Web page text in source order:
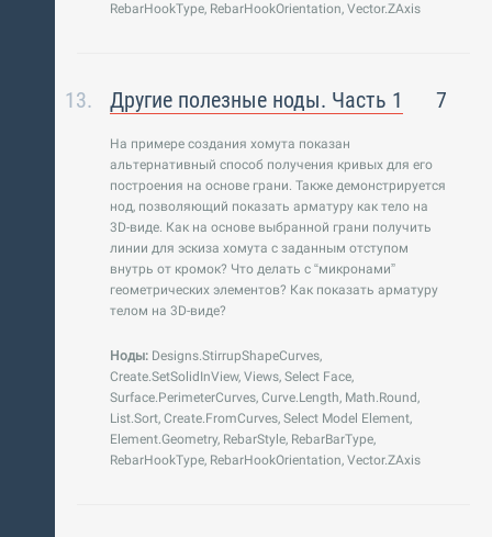
RebarHookType, RebarHookOrientation, Vector.ZAxis
Другие полезные ноды. Часть 1 7
На примере создания хомута показан
альтернативный способ получения кривых для его
построения на основе грани. Также демонстрируется
нод, позволяющий показать арматуру как тело на
3D-виде. Как на основе выбранной грани получить
линии для эскиза хомута с заданным отступом
внутрь от кромок? Что делать с “микронами”
геометрических элементов? Как показать арматуру
телом на 3D-виде?
Ноды: Designs.StirrupShapeCurves,
Create.SetSolidInView, Views, Select Face,
Surface.PerimeterCurves, Curve.Length, Math.Round,
List.Sort, Create.FromCurves, Select Model Element,
Element.Geometry, RebarStyle, RebarBarType,
RebarHookType, RebarHookOrientation, Vector.ZAxis